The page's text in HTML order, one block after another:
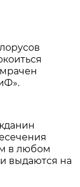
в любом
выдаются на